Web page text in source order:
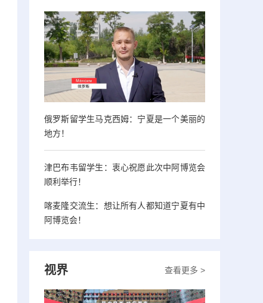
俄罗斯留学生马克西姆：宁夏是一个美丽的
地方！
津巴布韦留学生：衷心祝愿此次中阿博览会
顺利举行！
喀麦隆交流生：想让所有人都知道宁夏有中
阿博览会！
查看更多 >
视界